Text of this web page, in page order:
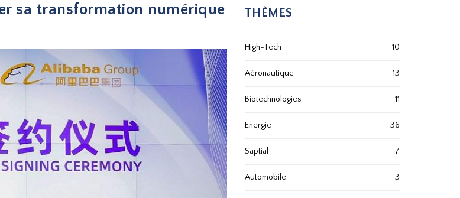
sa transformation numérique THÈMES
High-Tech 10
Aéronautique 13
Biotechnologies 11
Energie 36
Saptial 7
Automobile 3